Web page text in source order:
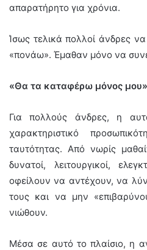
απαρατήρητο για χρόνια.
Ίσως τελικά πολλοί άνδρες
«πονάω». Έμαθαν μόνο να
«Θα τα καταφέρω μόνος μου»
Για πολλούς άνδρες, η
χαρακτηριστικό
ταυτότητας. Από νωρίς
δυνατοί, λειτουργικοί,
οφείλουν να αντέχουν, να
τους και να μην
νιώθουν.
Μέσα σε αυτό το πλαίσιο, η